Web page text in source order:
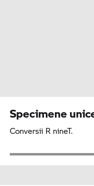
Specimene
Conversii R nineT.